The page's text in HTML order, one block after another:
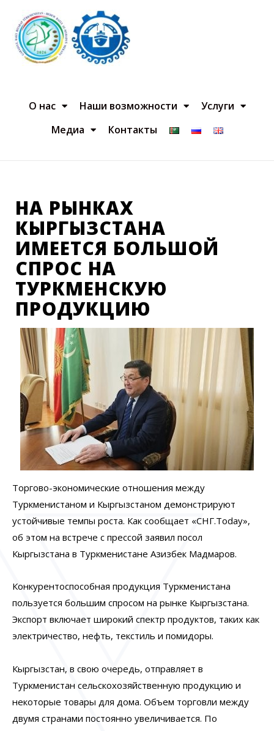
О нас Наши возможности
Услуги
Медиа
Контакты
НА РЫНКАХ
КЫРГЫЗСТАНА
ИМЕЕТСЯ БОЛЬШОЙ
СПРОС НА
ТУРКМЕНСКУЮ
ПРОДУКЦИЮ
Торгово-экономические отношения между
Туркменистаном и Кыргызстаном демонстрируют
устойчивые темпы роста. Как сообщает «СНГ.Today»,
об этом на встрече с прессой заявил посол
Кыргызстана в Туркменистане Азизбек Мадмаров.
Конкурентоспособная продукция Туркменистана
пользуется большим спросом на рынке Кыргызстана.
Экспорт включает широкий спектр продуктов, таких как
электричество, нефть, текстиль и помидоры.
Кыргызстан, в свою очередь, отправляет в
Туркменистан сельскохозяйственную продукцию и
некоторые товары для дома. Объем торговли между
двумя странами постоянно увеличивается. По